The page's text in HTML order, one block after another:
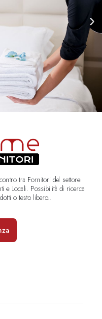
tra Fornitori del settore
e Locali. Possibilità di ricerca
o testo libero..